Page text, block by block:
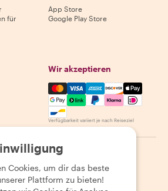
für
App Store
Google Play Store
Wir akzeptieren
Mastercard, Visa, Amex,
Verfügbarkeit variiert je nach Reiseziel
Datenschutzerklärung
Seitenübersicht
Cookies, um dir das beste
Plattform zu bieten!